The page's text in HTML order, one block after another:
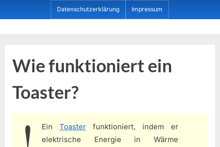
to
Datenschutzerklärung Impressum
Wie funktioniert ein
Toaster?
Ein Toaster funktioniert, indem er
elektrische Energie in Wärme